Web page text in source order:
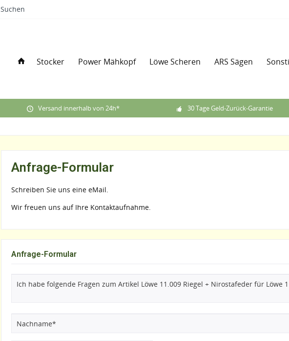
Suchen
Stocker Power Mähkopf Löwe Scheren ARS Sägen
Versand innerhalb von 24h* 30 Tage Geld-Zurück-Garantie
Anfrage-Formular
Schreiben Sie uns eine eMail.
Wir freuen uns auf Ihre Kontaktaufnahme.
Anfrage-Formular